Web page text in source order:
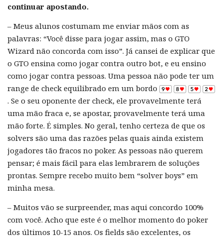
continuar apostando.
– Meus alunos costumam me enviar mãos com as
palavras: “Você disse para jogar assim, mas o GTO
Wizard não concorda com isso”. Já cansei de explicar que
o GTO ensina como jogar contra outro bot, e eu ensino
como jogar contra pessoas. Uma pessoa não pode ter um
range de check equilibrado em um bordo
. Se o seu oponente der check, ele provavelmente terá
uma mão fraca e, se apostar, provavelmente terá uma
mão forte. É simples. No geral, tenho certeza de que os
solvers são uma das razões pelas quais ainda existem
jogadores tão fracos no poker. As pessoas não querem
pensar; é mais fácil para elas lembrarem de soluções
prontas. Sempre recebo muito bem “solver boys” em
minha mesa.
– Muitos vão se surpreender, mas aqui concordo 100%
com você. Acho que este é o melhor momento do poker
dos últimos 10-15 anos. Os fields são excelentes, os